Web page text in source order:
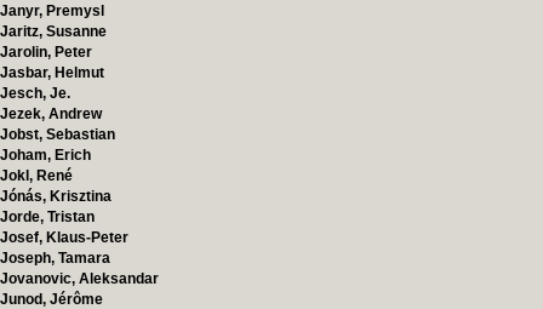
Janyr, Premysl
Jaritz, Susanne
Jarolin, Peter
Jasbar, Helmut
Jesch, Je.
Jezek, Andrew
Jobst, Sebastian
Joham, Erich
Jokl, René
Jónás, Krisztina
Jorde, Tristan
Josef, Klaus-Peter
Joseph, Tamara
Jovanovic, Aleksandar
Junod, Jérôme